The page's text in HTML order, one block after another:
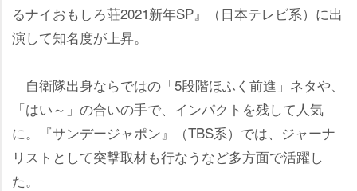
るナイおもしろ荘2021新年SP』（日本テレビ系）に出
演して知名度が上昇。
自衛隊出身ならではの「5段階ほふく前進」ネタや、
「はい～」の合いの手で、インパクトを残して人気
に。『サンデージャポン』（TBS系）では、ジャーナ
リストとして突撃取材も行なうなど多方面で活躍し
た。